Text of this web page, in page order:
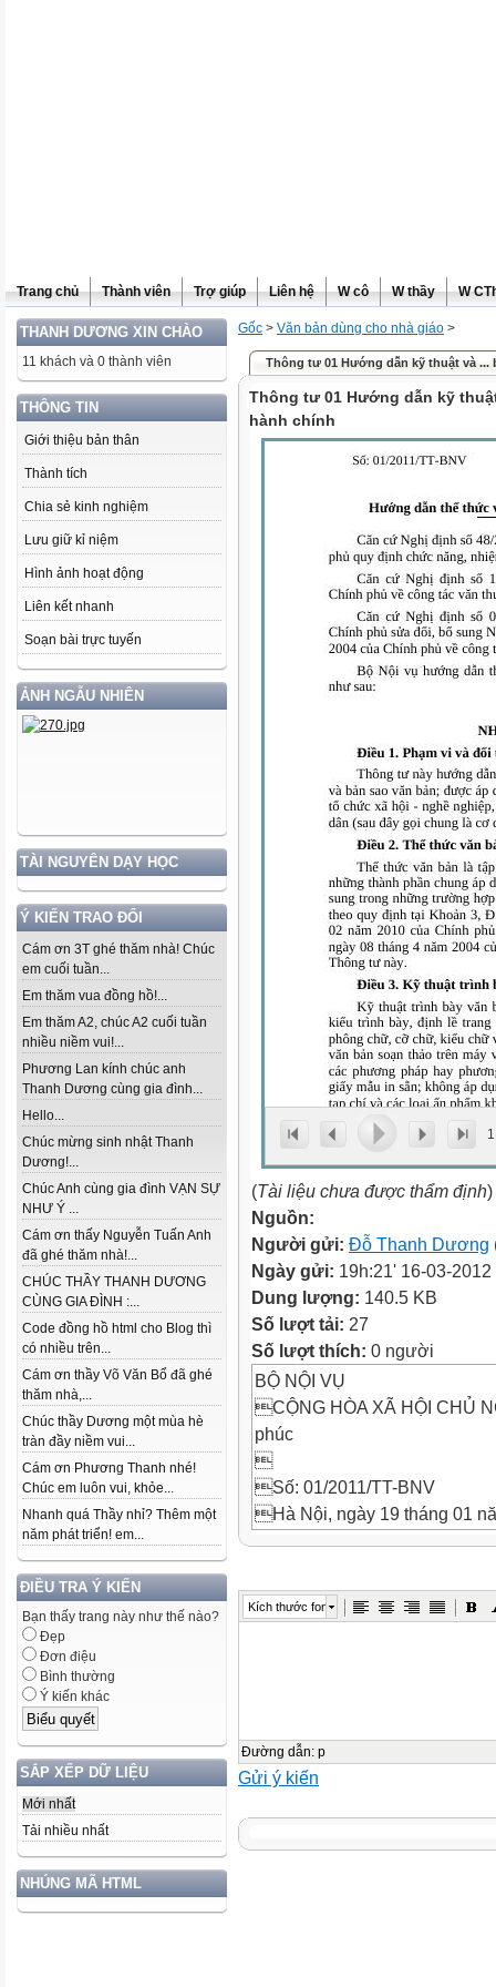
Trang chủ Thành viên Trợ giúp Liên hệ W cô W thầy W
THANH DƯƠNG XIN CHÀO
11 khách và 0 thành viên
THÔNG TIN
Giới thiệu bản thân
Thành tích
Chia sẻ kinh nghiệm
Lưu giữ kỉ niệm
Hình ảnh hoạt động
Liên kết nhanh
Soạn bài trực tuyến
ẢNH NGẪU NHIÊN
TÀI NGUYÊN DẠY HỌC
Ý KIẾN TRAO ĐỔI
Cám ơn 3T ghé thăm nhà! Chúc
em cuối tuần...
Em thăm vua đồng hồ!...
Em thăm A2, chúc A2 cuối tuần
nhiều niềm vui!...
Phương Lan kính chúc anh
Thanh Dương cùng gia đình...
Hello...
Chúc mừng sinh nhật Thanh
Dương!...
Chúc Anh cùng gia đình VẠN SỰ
NHƯ Ý ...
Cám ơn thấy Nguyễn Tuấn Anh
đã ghé thăm nhà!...
CHÚC THẦY THANH DƯƠNG
CÙNG GIA ĐÌNH :...
Code đồng hồ html cho Blog thì
có nhiều trên...
Cám ơn thầy Võ Văn Bổ đã ghé
thăm nhà,...
Chúc thầy Dương một mùa hè
tràn đầy niềm vui...
Cám ơn Phương Thanh nhé!
Chúc em luôn vui, khỏe...
Nhanh quá Thầy nhỉ? Thêm một
năm phát triển! em...
ĐIỀU TRA Ý KIẾN
Bạn thấy trang này như thế nào?
Đẹp
Đơn điệu
Bình thường
Ý kiến khác
SẮP XẾP DỮ LIỆU
Mới nhất
Tải nhiều nhất
NHÚNG MÃ HTML
Gốc > Văn bản dùng cho nhà giáo >
Thông tư 01 Hướng dẫn kỹ thuật và ...
Thông tư 01 Hướng dẫn kỹ
hành chính
1
(Tài liệu chưa được thẩm định)
Nguồn:
Người gửi: Đỗ Thanh Dương
Ngày gửi: 19h:21' 16-03-2012
Dung lượng: 140.5 KB
Số lượt tải: 27
Số lượt thích: 0 người
BỘ NỘI VỤ
CỘNG HÒA XÃ HỘI CHỦ
phúc

Số: 01/2011/TT-BNV
Hà Nội, ngày 19 tháng 01
THÔNG TƯ
Hướng dẫn thể thức và kỹ
Căn cứ Nghị định số 110/
Chính phủ về công tác văn
Kích thước font
Đường dẫn: p
Gửi ý kiến